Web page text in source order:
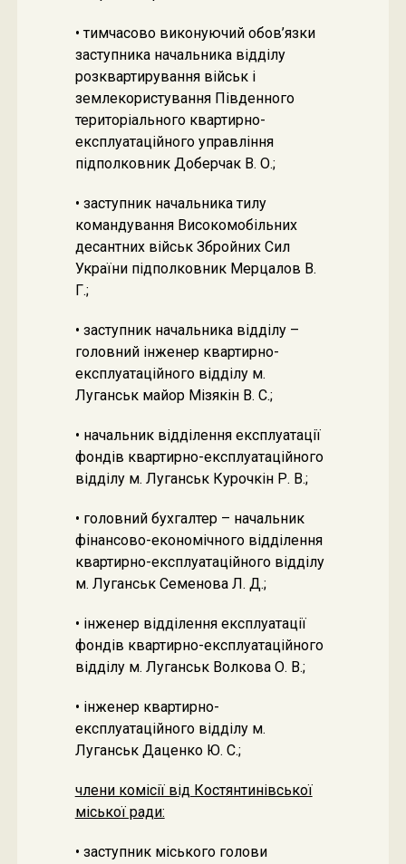
• тимчасово виконуючий обов’язки
заступника начальника відділу
розквартирування військ і
землекористування Південного
територіального квартирно-
експлуатаційного управління
підполковник Доберчак В. О.;
• заступник начальника тилу
командування Високомобільних
десантних військ Збройних Сил
України підполковник Мерцалов В.
Г.;
• заступник начальника відділу –
головний інженер квартирно-
експлуатаційного відділу м.
Луганськ майор Мізякін В. С.;
• начальник відділення експлуатації
фондів квартирно-експлуатаційного
відділу м. Луганськ Курочкін Р. В.;
• головний бухгалтер – начальник
фінансово-економічного відділення
квартирно-експлуатаційного відділу
м. Луганськ Семенова Л. Д.;
• інженер відділення експлуатації
фондів квартирно-експлуатаційного
відділу м. Луганськ Волкова О. В.;
• інженер квартирно-
експлуатаційного відділу м.
Луганськ Даценко Ю. С.;
члени комісії від Костянтинівської
міської ради:
• заступник міського голови